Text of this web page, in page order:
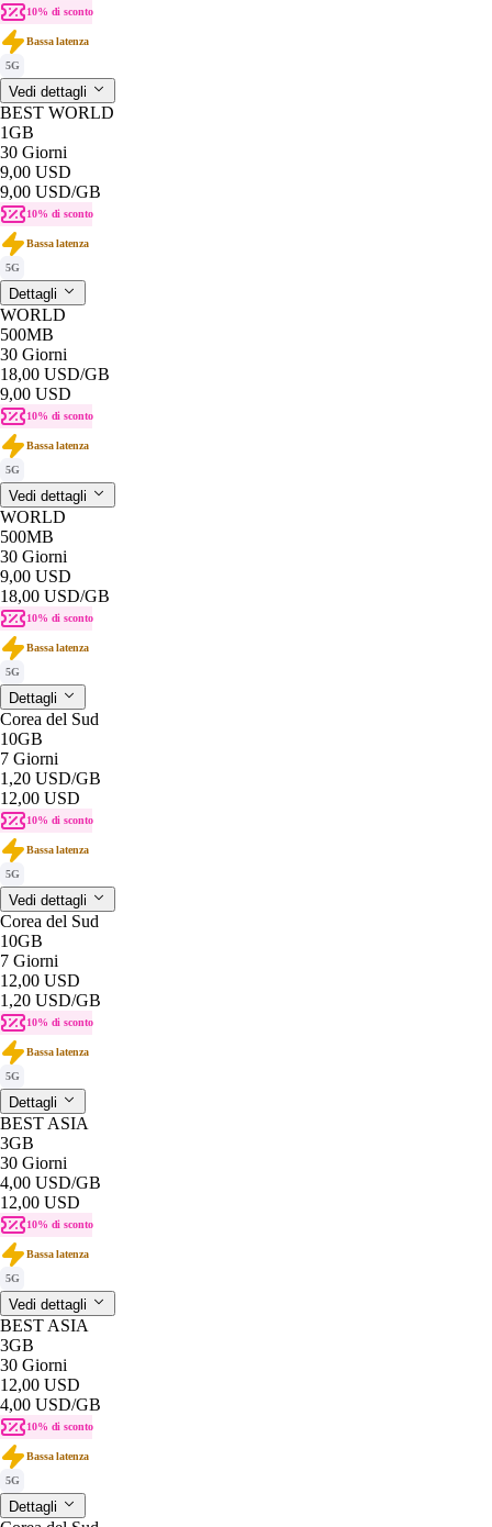
10% di sconto
Bassa latenza
5G
Vedi dettagli
BEST WORLD
1GB
30 Giorni
9,00 USD
9,00 USD/GB
10% di sconto
Bassa latenza
5G
Dettagli
WORLD
500MB
30 Giorni
18,00 USD/GB
9,00 USD
10% di sconto
Bassa latenza
5G
Vedi dettagli
WORLD
500MB
30 Giorni
9,00 USD
18,00 USD/GB
10% di sconto
Bassa latenza
5G
Dettagli
Corea del Sud
10GB
7 Giorni
1,20 USD/GB
12,00 USD
10% di sconto
Bassa latenza
5G
Vedi dettagli
Corea del Sud
10GB
7 Giorni
12,00 USD
1,20 USD/GB
10% di sconto
Bassa latenza
5G
Dettagli
BEST ASIA
3GB
30 Giorni
4,00 USD/GB
12,00 USD
10% di sconto
Bassa latenza
5G
Vedi dettagli
BEST ASIA
3GB
30 Giorni
12,00 USD
4,00 USD/GB
10% di sconto
Bassa latenza
5G
Dettagli